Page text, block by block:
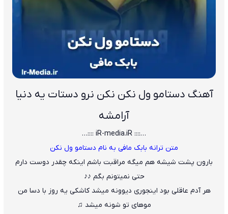
آهنگ دﺳﺘﺎﻣﻮ ول ﻧﻜﻦ ﻧﻜﻦ ﻧﺮو دﺳﺘﺎت ﻳﻪ دﻧﻴﺎ
آراﻣﺸﻪ
…:::: iR-media.iR ::::…
متن ترانه بابک مافی به نام دستامو ول نکن
ﺑﺎرون ﭘﺸﺖ ﺷﻴﺸﻪ ﻫﻢ ﻣﻴﮕﻪ ﻣﺮاﻗﺒﺖ ﺑﺎﺷﻢ اﻳﻨﻜﻪ ﭼﻘﺪر دوﺳﺖ دارم
ﺣﺘﻰ ﻧﻤﻴﺘﻮﻧﻢ ﺑﮕﻢ ♪♪
ﻫﺮ آدم ﻋﺎﻗﻠﻰ ﺑﻮد اﻳﻨﺠﻮری دﻳﻮوﻧﻪ ﻣﻴﺸﺪ ﻛﺎﺷﻜﻰ ﻳﻪ روز ﺑﺎ دﺳﺎ ﻣﻦ
ﻣﻮﻫﺎی ﺗﻮ ﺷﻮﻧﻪ ﻣﻴﺸﺪ ♫